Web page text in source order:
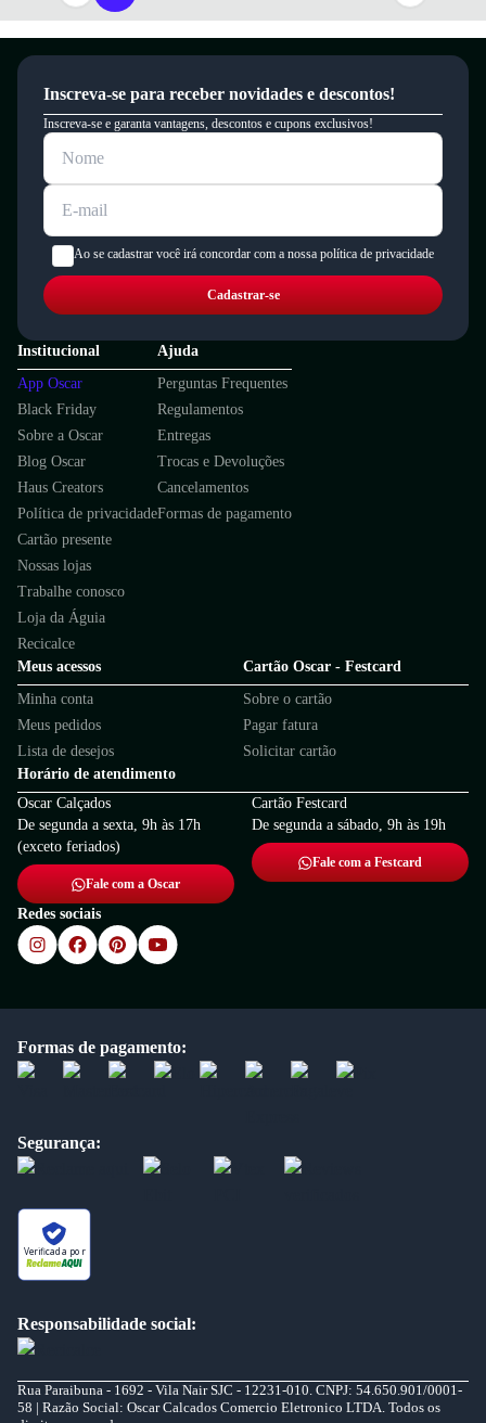
Inscreva-se para receber novidades e descontos!
Inscreva-se e garanta vantagens, descontos e cupons exclusivos!
Ao se cadastrar você irá concordar com a nossa política de privacidade
Cadastrar-se
Institucional
App Oscar
Black Friday
Sobre a Oscar
Blog Oscar
Haus Creators
Política de privacidade
Cartão presente
Nossas lojas
Trabalhe conosco
Loja da Águia
Recicalce
Ajuda
Perguntas Frequentes
Regulamentos
Entregas
Trocas e Devoluções
Cancelamentos
Formas de pagamento
Meus acessos
Minha conta
Meus pedidos
Lista de desejos
Cartão Oscar - Festcard
Sobre o cartão
Pagar fatura
Solicitar cartão
Horário de atendimento
Oscar Calçados
De segunda a sexta, 9h às 17h
(exceto feriados)
Fale com a Oscar
Cartão Festcard
De segunda a sábado, 9h às 19h
Fale com a Festcard
Redes sociais
Formas de pagamento:
Segurança:
Verificada por
Responsabilidade social:
Rua Paraibuna - 1692 - Vila Nair SJC - 12231-010. CNPJ: 54.650.901/0001-
58 | Razão Social: Oscar Calcados Comercio Eletronico LTDA. Todos os